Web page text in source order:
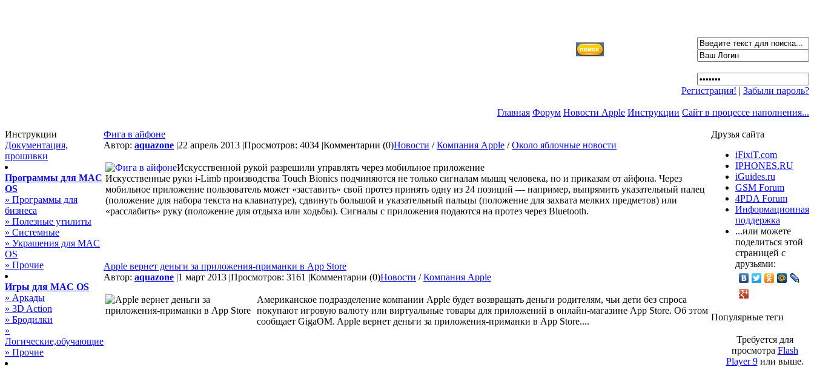
Регистрация! | Забыли пароль?
Главная Форум Новости Apple Инструкции Сайт в процессе наполнения...
Инструкции
Документация,
прошивки
Программы для MAC
OS
» Программы для
бизнеса
» Полезные утилиты
» Системные
» Украшения для MAC
OS
» Прочие
Игры для MAC OS
» Аркады
» 3D Action
» Бродилки
»
Логические,обучающие
» Прочие
Фига в айфоне
Автор: aquazone |22 апрель 2013 |Просмотров: 4034 |Комментарии (0)Новости /Компания Apple /Около яблочные новости
Искусственной рукой разрешили управлять через мобильное приложение
Искусственные руки i-Limb производства Touch Bionics подчиняются не только сигналам мышц человека, но и приказам от айфона. Через
мобильное приложение пользователь может «заставить» свой протез принять одну из 24 позиций — например, выпрямить указательный палец
(положение для набора текста на клавиатуре), сдвинуть большой и указательный пальцы (положение для захвата мелких предметов) или
«расслабить» руку (положение для отдыха или ходьбы). Сигналы с приложения подаются на протез через Bluetooth.
Apple вернет деньги за приложения-приманки в App Store
Автор: aquazone |1 март 2013 |Просмотров: 3161 |Комментарии (0)Новости /Компания Apple
Американское подразделение компании Apple будет возвращать деньги родителям, чьи дети без спроса
покупают игровую валюту или виртуальные товары для приложений в онлайн-магазине App Store. Об этом
сообщает GigaOM. Apple вернет деньги за приложения-приманки в App Store....
Друзья сайта
iFixiT.com
IPHONES.RU
iGuides.ru
GSM Forum
4PDA Forum
Информационная
поддержка
...или можете
поделиться этой
страницей с
друзьями:
Популярные теги
Требуется для
просмотра Flash
Player 9или выше.